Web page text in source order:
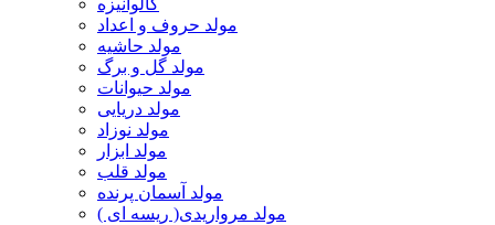
گالوانیزه
مولد حروف و اعداد
مولد حاشیه
مولد گل و برگ
مولد حیوانات
مولد دریایی
مولد نوزاد
مولد ابزار
مولد قلب
مولد آسمان پرنده
مولد مرواریدی( ریسه ای )